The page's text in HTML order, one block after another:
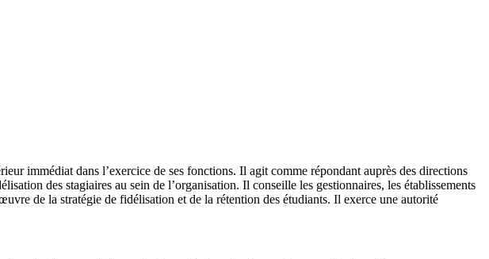
immédiat dans l’exercice de ses fonctions. Il agit comme répondant auprès des directions
des stagiaires au sein de l’organisation. Il conseille les gestionnaires, les établissements
de la stratégie de fidélisation et de la rétention des étudiants. Il exerce une autorité